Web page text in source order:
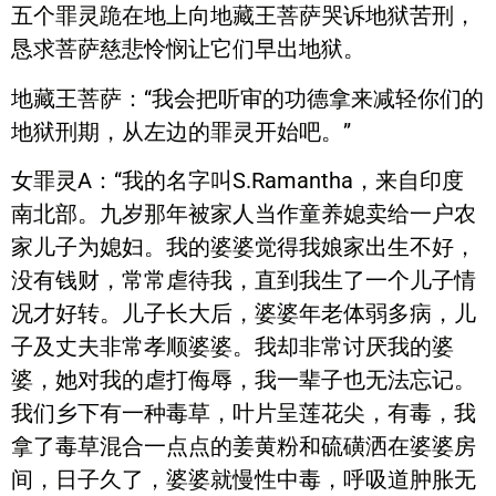
五个罪灵跪在地上向地藏王菩萨哭诉地狱苦刑，
恳求菩萨慈悲怜悯让它们早出地狱。
地藏王菩萨：“我会把听审的功德拿来减轻你们的
地狱刑期，从左边的罪灵开始吧。”
女罪灵A：“我的名字叫S.Ramantha，来自印度
南北部。九岁那年被家人当作童养媳卖给一户农
家儿子为媳妇。我的婆婆觉得我娘家出生不好，
没有钱财，常常虐待我，直到我生了一个儿子情
况才好转。儿子长大后，婆婆年老体弱多病，儿
子及丈夫非常孝顺婆婆。我却非常讨厌我的婆
婆，她对我的虐打侮辱，我一辈子也无法忘记。
我们乡下有一种毒草，叶片呈莲花尖，有毒，我
拿了毒草混合一点点的姜黄粉和硫磺洒在婆婆房
间，日子久了，婆婆就慢性中毒，呼吸道肿胀无